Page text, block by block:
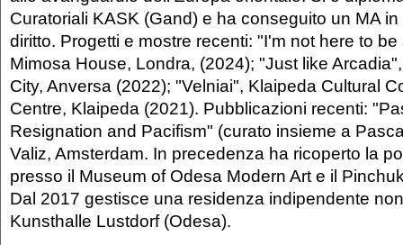
Curatoriali KASK (Gand) e ha conseguito un MA
diritto. Progetti e mostre recenti: "I'm not here to
Mimosa House, Londra, (2024); "Just like
City, Anversa (2022); "Velniai", Klaipeda Cultural
Centre, Klaipeda (2021). Pubblicazioni recenti:
Resignation and Pacifism" (curato insieme a
Valiz, Amsterdam. In precedenza ha ricoperto la
presso il Museum of Odesa Modern Art e il
Dal 2017 gestisce una residenza indipendente
Kunsthalle Lustdorf (Odesa).